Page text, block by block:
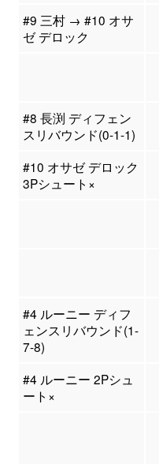
#9 三村 → #10 オサ
ゼ デロック
#8 長渕 ディフェン
スリバウンド(0-1-1)
#10 オサゼ デロック
3Pシュート×
#4 ルーニー ディフ
ェンスリバウンド(1-
7-8)
#4 ルーニー 2Pシュ
ート×